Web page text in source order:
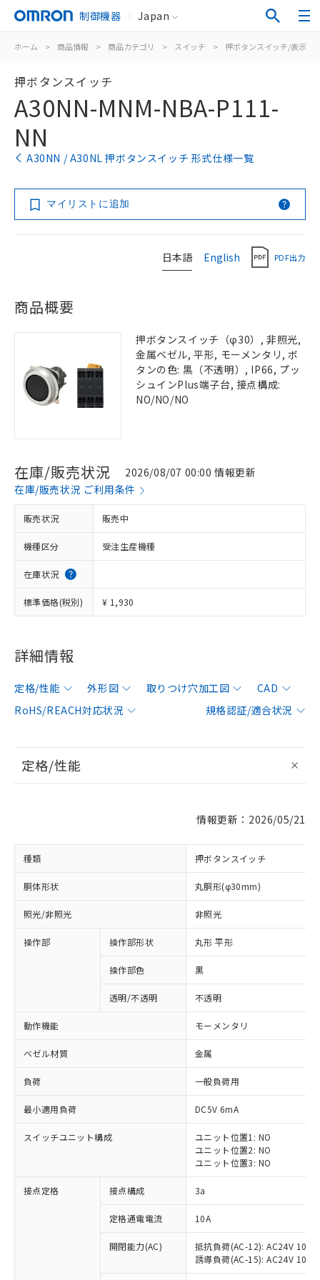
制御機器 Japan
ホーム > 商品情報 > 商品カテゴリ > スイッチ > 押ボタンスイッチ/表示灯
押ボタンスイッチ
A30NN-MNM-NBA-P111-
NN
A30NN / A30NL 押ボタンスイッチ 形式仕様一覧
マイリストに追加
日本語 English PDF出力
商品概要
押ボタンスイッチ（φ30）, 非照光,
金属ベゼル, 平形, モーメンタリ, ボ
タンの色: 黒（不透明）, IP66, プッ
シュインPlus端子台, 接点構成:
NO/NO/NO
在庫/販売状況
2026/08/07 00:00 情報更新
在庫/販売状況 ご利用条件
販売状況 販売中
機種区分 受注生産機種
在庫状況
標準価格(税別) ¥ 1,930
詳細情報
定格/性能 外形図 取りつけ穴加工図
CAD
RoHS/REACH対応状況
規格認証/適合状況
定格/性能
情報更新：2026/05/21
種類 押ボタンスイッチ
胴体形状 丸胴形(φ30mm)
照光/非照光 非照光
操作部 操作部形状 丸形 平形
操作部色 黒
透明/不透明 不透明
動作機能 モーメンタリ
ベゼル材質 金属
負荷 一般負荷用
最小適用負荷 DC5V 6mA
スイッチユニット構成
ユニット位置1: NO
ユニット位置2: NO
ユニット位置3: NO
接点定格 接点構成 3a
定格通電電流 10A
開閉能力(AC)
抵抗負荷(AC-12): AC24V 10A/
誘導負荷(AC-15): AC24V
※1 対応状況
対応済み：EU RoHS指令（10物質）の
非含有に対応した製品が提供可能な商品で
対応予定：EU RoHS指令（10物質）の非含